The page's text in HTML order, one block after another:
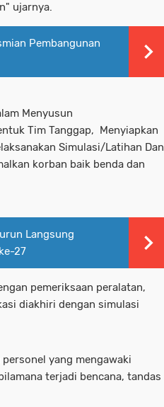
ujarnya.
Pembangunan
Menyusun
Tim Tanggap, Menyiapkan
Simulasi/Latihan Dan
korban baik benda dan
Langsung
27
pemeriksaan peralatan,
diakhiri dengan simulasi
yang mengawaki
terjadi bencana, tandas